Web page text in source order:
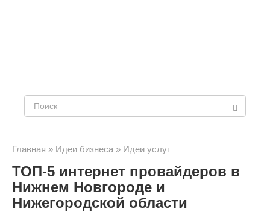
Главная » Идеи бизнеса » Идеи услуг
ТОП-5 интернет провайдеров в
Нижнем Новгороде и
Нижегородской области